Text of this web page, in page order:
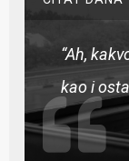
“Ah,
kao i